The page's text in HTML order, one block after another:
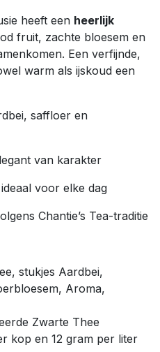
heeft een heerlijk
fruit, zachte bloesem en
Een verfijnde,
warm als ijskoud een
saffloer en
van karakter
voor elke dag
Chantie’s Tea-traditie
stukjes Aardbei,
Aroma,
Zwarte Thee
kop en 12 gram per liter